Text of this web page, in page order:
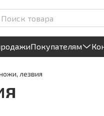
Круглосуточный!
Покупателям
лезвия